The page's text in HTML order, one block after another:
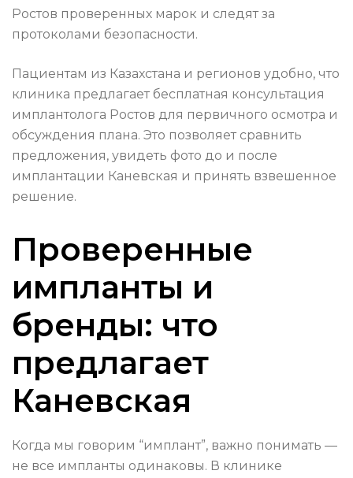
Ростов проверенных марок и следят за
протоколами безопасности.
Пациентам из Казахстана и регионов удобно, что
клиника предлагает бесплатная консультация
имплантолога Ростов для первичного осмотра и
обсуждения плана. Это позволяет сравнить
предложения, увидеть фото до и после
имплантации Каневская и принять взвешенное
решение.
Проверенные
импланты и
бренды: что
предлагает
Каневская
Когда мы говорим “имплант”, важно понимать —
не все импланты одинаковы. В клинике